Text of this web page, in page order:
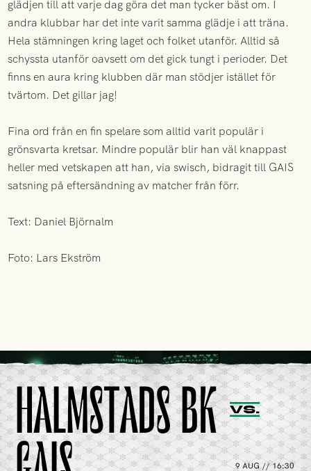
glädjen till att varje dag göra det man tycker bäst om. I
andra klubbar har det inte varit samma glädje i att träna.
Hela stämningen kring laget och folket utanför. Alltid så
schyssta utanför oavsett om det gick tungt i perioder. Det
finns en aura kring klubben där man stödjer istället för
tvärtom. Det gillar jag!
Fina ord från en fin spelare som alltid varit populär i
grönsvarta kretsar. Mindre populär blir han väl knappast
heller med vetskapen att han, via swisch, bidragit till GAIS
satsning på eftersändning av matcher från förr.
Text: Daniel Björnalm
Foto: Lars Ekström